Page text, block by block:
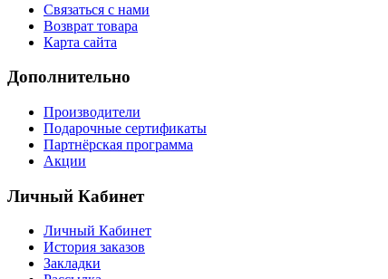
Связаться с нами
Возврат товара
Карта сайта
Дополнительно
Производители
Подарочные сертификаты
Партнёрская программа
Акции
Личный Кабинет
Личный Кабинет
История заказов
Закладки